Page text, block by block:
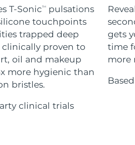
T-SonicTM
pulsations
touchpoints
trapped deep
proven to
oil and makeup
more hygienic than
bristles.
clinical trials
gets
time
more
eye massagers
pore care essentials
Whitening Gel
Mężczyźni
8/14/26
Oczekiwany czas dostawy
8/10/26
Oczekiwany czas dostawy